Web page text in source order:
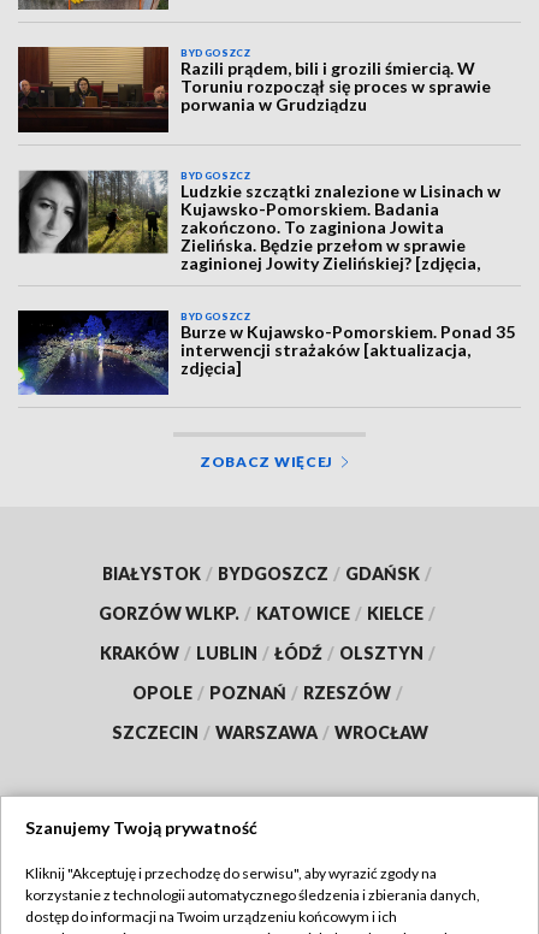
BYDGOSZCZ
Razili prądem, bili i grozili śmiercią. W
Toruniu rozpoczął się proces w sprawie
porwania w Grudziądzu
BYDGOSZCZ
Ludzkie szczątki znalezione w Lisinach w
Kujawsko-Pomorskiem. Badania
zakończono. To zaginiona Jowita
Zielińska. Będzie przełom w sprawie
zaginionej Jowity Zielińskiej? [zdjęcia,
wideo, aktualizacja]
BYDGOSZCZ
Burze w Kujawsko-Pomorskiem. Ponad 35
interwencji strażaków [aktualizacja,
zdjęcia]
ZOBACZ WIĘCEJ
BIAŁYSTOK / BYDGOSZCZ / GDAŃSK /
GORZÓW WLKP. / KATOWICE / KIELCE /
KRAKÓW / LUBLIN / ŁÓDŹ / OLSZTYN /
OPOLE / POZNAŃ / RZESZÓW /
SZCZECIN / WARSZAWA / WROCŁAW
TVP
Szanujemy Twoją prywatność
Kliknij "Akceptuję i przechodzę do serwisu", aby wyrazić zgody na
korzystanie z technologii automatycznego śledzenia i zbierania danych,
dostęp do informacji na Twoim urządzeniu końcowym i ich